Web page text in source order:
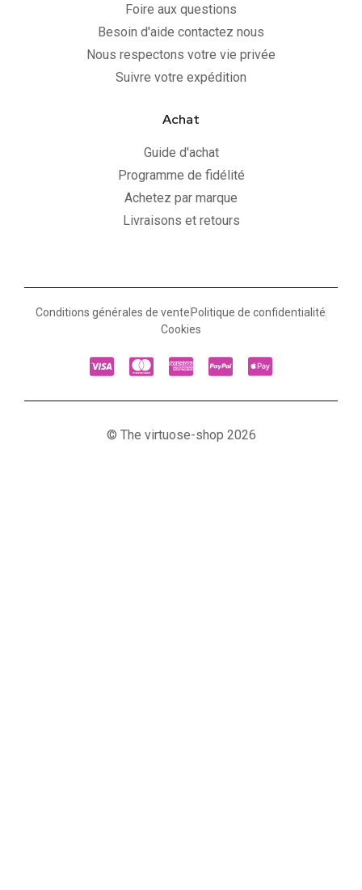
Foire aux questions
Besoin d'aide contactez nous
Nous respectons votre vie privée
Suivre votre expédition
Achat
Guide d'achat
Programme de fidélité
Achetez par marque
Livraisons et retours
Conditions générales de vente Politique de confidentialité
Cookies
© The virtuose-shop 2026